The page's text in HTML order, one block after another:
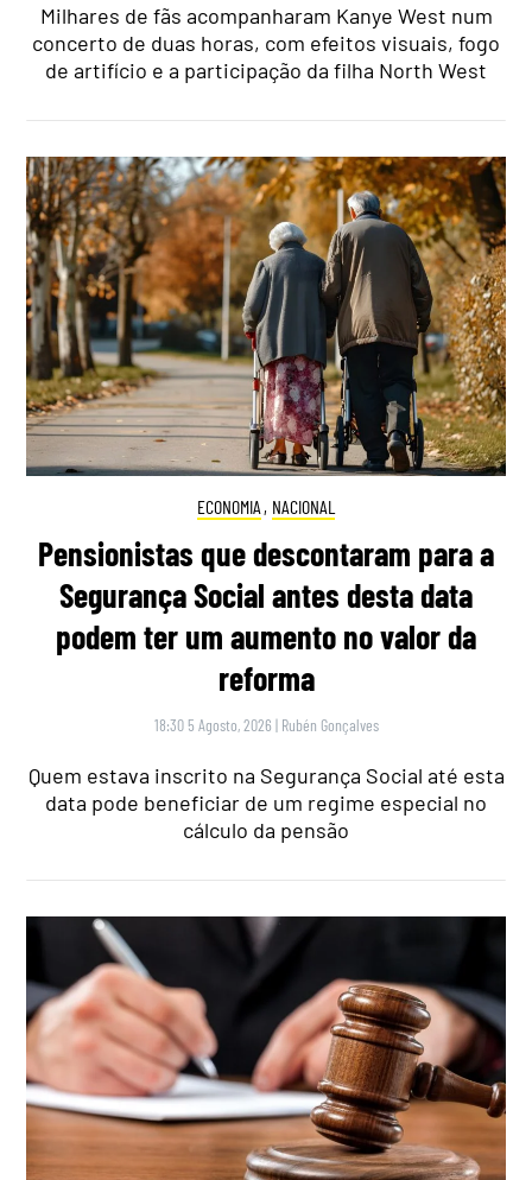
Milhares de fãs acompanharam Kanye West num
concerto de duas horas, com efeitos visuais, fogo
de artifício e a participação da filha North West
ECONOMIA , NACIONAL
Pensionistas que descontaram para a
Segurança Social antes desta data
podem ter um aumento no valor da
reforma
18:30 5 Agosto, 2026 | Rubén Gonçalves
Quem estava inscrito na Segurança Social até esta
data pode beneficiar de um regime especial no
cálculo da pensão